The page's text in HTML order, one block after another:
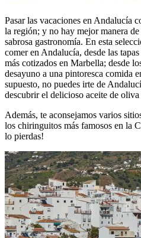
Pasar las vacaciones en Andalucía
la región; y no hay mejor manera
sabrosa gastronomía. En esta
comer en Andalucía, desde las
más cotizados en Marbella; desde
desayuno a una pintoresca comida
supuesto, no puedes irte de
descubrir el delicioso aceite de
Además, te aconsejamos varios
los chiringuitos más famosos en la
lo pierdas!